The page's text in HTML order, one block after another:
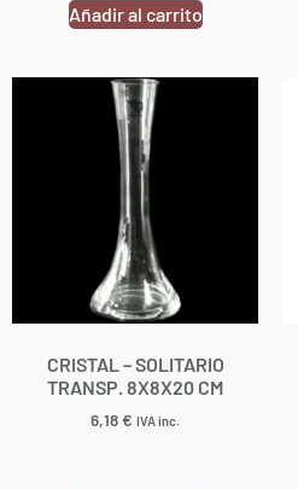
Añadir al carrito
CRISTAL – SOLITARIO
TRANSP. 8X8X20 CM
6,18€ IVA inc.